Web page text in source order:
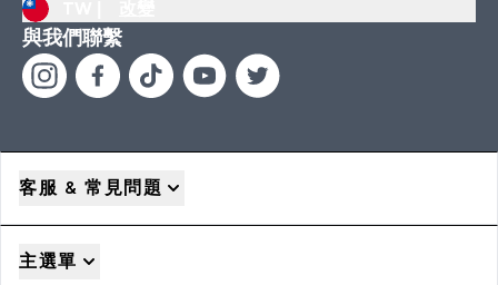
與我們聯繫
客服 & 常見問題
主選單